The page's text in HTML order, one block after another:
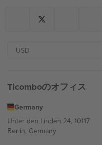
Ticomboのオフィス
Germany
Unter den Linden 24, 10117
Berlin, Germany